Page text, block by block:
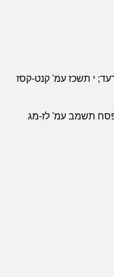
י תשכז עמ' קנט-קסז
פסח תשמב עמ' לז-מג